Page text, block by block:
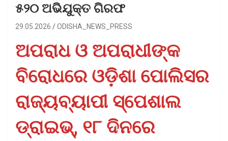
୫୨୦ ଅଭିଯୁକ୍ତ ଗିରଫ
29.05.2026 ODISHA_NEWS_PRESS
ଅପରାଧ ଓ ଅପରାଧୀଙ୍କ
ବିରୋଧରେ ଓଡ଼ିଶା ପୋଲିସର
ରାଜ୍ୟବ୍ୟାପୀ ସ୍ପେଶାଲ
ଡ୍ରାଇଭ୍‌, ୧୮ ଦିନରେ